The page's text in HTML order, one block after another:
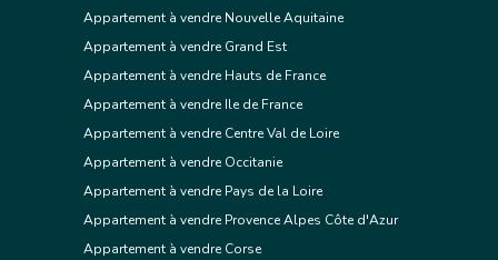
Appartement à vendre Nouvelle Aquitaine
Appartement à vendre Grand Est
Appartement à vendre Hauts de France
Appartement à vendre Ile de France
Appartement à vendre Centre Val de Loire
Appartement à vendre Occitanie
Appartement à vendre Pays de la Loire
Appartement à vendre Provence Alpes Côte d'Azur
Appartement à vendre Corse